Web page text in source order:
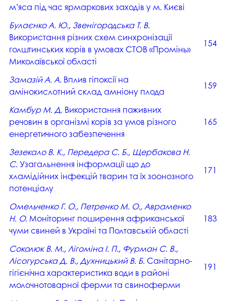
м’яса під час ярмаркових заходів у м. Києві
Булаєнко А. Ю., Звенігородська Т. В.
Використання різних схем синхронізації
голштинських корів в умовах СТОВ «Промінь»
Миколаївської області
154
Замазій А. А. Вплив гіпоксії на
амінокислотний склад амніону плода
159
Камбур М. Д. Використання поживних
речовин в організмі корів за умов різного
енергетичного забезпечення
165
Зезекало В. К., Передера С. Б., Щербакова Н.
С. Узагальнення інформації що до
хламідійних інфекцій тварин та їх зоонозного
потенціалу
171
Омельченко Г. О., Петренко М. О., Авраменко
Н. О. Моніторинг поширення африканської
чуми свиней в Україні та Полтавській області
183
Соколюк В. М., Лігоміна І. П., Фурман С. В.,
Лісогурська Д. В., Духницький В. Б. Санітарно-
гігієнічна характеристика води в районі
молочнотоварної ферми та свиноферми
191